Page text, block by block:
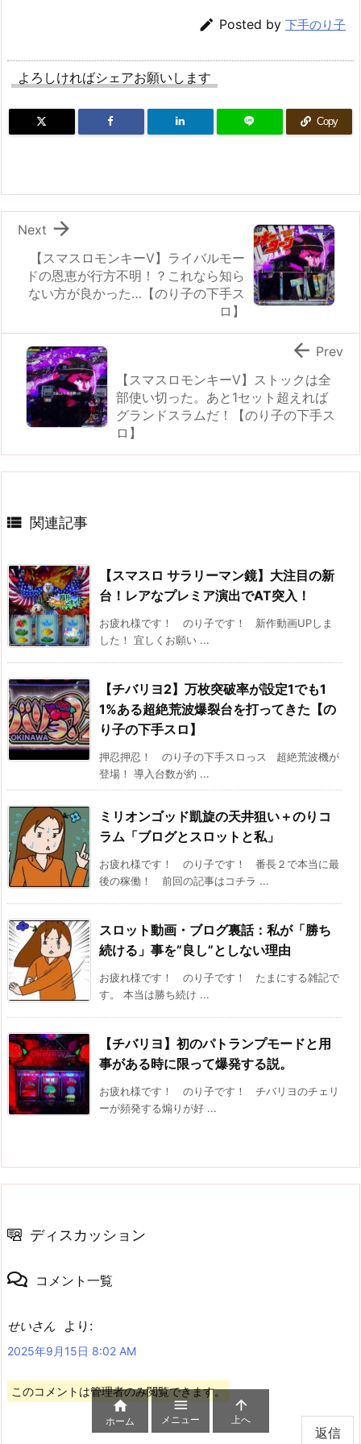
 Posted by 下手のり子
よろしければシェアお願いします
Copy
【スマスロモンキーV】ライバルモー
ドの恩恵が行方不明！？これなら知ら
ない方が良かった…【のり子の下手ス
ロ】

Next
【スマスロモンキーV】ストックは全
部使い切った。あと1セット超えれば
グランドスラムだ！【のり子の下手ス
ロ】
 Prev
 関連記事
【スマスロ サラリーマン鏡】大注目の新
台！レアなプレミア演出でAT突入！
お疲れ様です！ のり子です！ 新作動画UPしま
した！ 宜しくお願い ...
【チバリヨ2】万枚突破率が設定1でも1
1%ある超絶荒波爆裂台を打ってきた【の
り子の下手スロ】
押忍押忍！ のり子の下手スロっス 超絶荒波機が
登場！ 導入台数が約 ...
ミリオンゴッド凱旋の天井狙い＋のりコ
ラム「ブログとスロットと私」
お疲れ様です！ のり子です！ 番長２で本当に最
後の稼働！ 前回の記事はコチラ ...
スロット動画・ブログ裏話：私が「勝ち
続ける」事を”良し”としない理由
お疲れ様です！ のり子です！ たまにする雑記で
す。 本当は勝ち続け ...
【チバリヨ】初のパトランプモードと用
事がある時に限って爆発する説。
お疲れ様です！ のり子です！ チバリヨのチェリ
ーが頻発する煽りが好 ...
ディスカッション
コメント一覧
せいさん より:
2025年9月15日 8:02 AM
このコメントは管理者のみ閲覧できます。
返信

ホーム

メニュー

上へ